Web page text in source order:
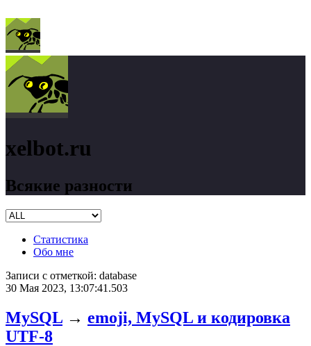
xelbot.ru
xelbot.ru
Всякие разности
Статистика
Обо мне
Записи с отметкой: database
30 Мая 2023, 13:07:41.503
MySQL → emoji, MySQL и кодировка
UTF-8